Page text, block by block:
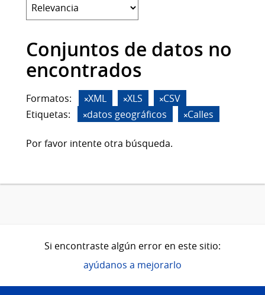
Conjuntos de datos no
encontrados
Formatos: XML XLS
CSV
Etiquetas:
datos geográficos Calles
Por favor intente otra búsqueda.
Si encontraste algún error en este sitio:
ayúdanos a mejorarlo